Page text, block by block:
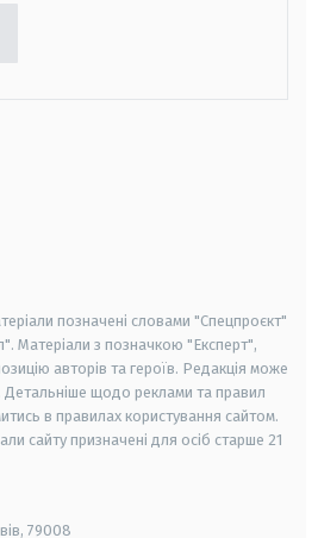
позначені словами "Спецпроєкт"
Матеріали з позначкою "Експерт",
авторів та героїв. Редакція може
Детальніше щодо реклами та правил
в правилах користування сайтом.
сайту призначені для осіб старше 21
79008